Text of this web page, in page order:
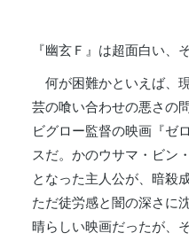
『幽玄Ｆ』は超面白い、
何が困難かといえば、
芸の喰い合わせの悪さの
ビグロー監督の映画『ゼ
スだ。かのウサマ・ビン
となった主人公が、暗殺
ただ徒労感と闇の深さに
晴らしい映画だったが、